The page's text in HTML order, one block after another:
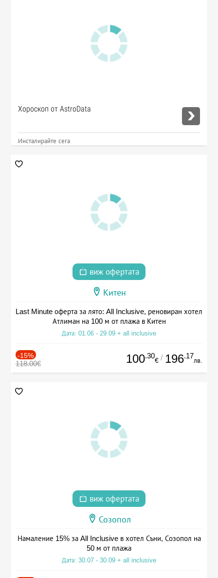
Хороскоп от AstroData
Инсталирайте сега
виж офертата
Китен
Last Minute оферта за лято: All Inclusive, реновиран хотел
Атлиман на 100 м от плажа в Китен
Дата: 01.06 - 29.09 + all inclusive
-15%
118.00€ 100.30
€ / 196.17
лв.
виж офертата
Созопол
Намаление 15% за All Inclusive в хотел Съни, Созопол на
50 м от плажа
Дата: 30.07 - 30.09 + all inclusive